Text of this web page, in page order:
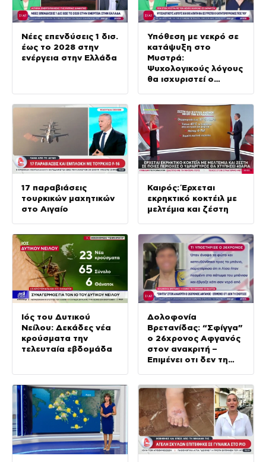
Νέες επενδύσεις 1 δισ.
έως το 2028 στην
ενέργεια στην Ελλάδα
Υπόθεση με νεκρό σε
κατάψυξη στο
Μυστρά:
Ψυχολογικούς λόγους
θα ισχυριστεί ο
17 παραβιάσεις
τουρκικών μαχητικών
στο Αιγαίο
Καιρός: Έρχεται
εκρηκτικό κοκτέιλ με
μελτέμια και ζέστη
Ιός του Δυτικού
Νείλου: Δεκάδες νέα
κρούσματα την
τελευταία εβδομάδα
Δολοφονία
Βρετανίδας: “Σφίγγα”
ο 26χρονος Αφγανός
στον ανακριτή –
Επιμένει οτι δεν τη